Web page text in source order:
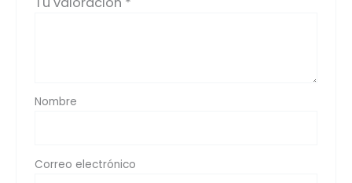
Nombre
Correo electrónico